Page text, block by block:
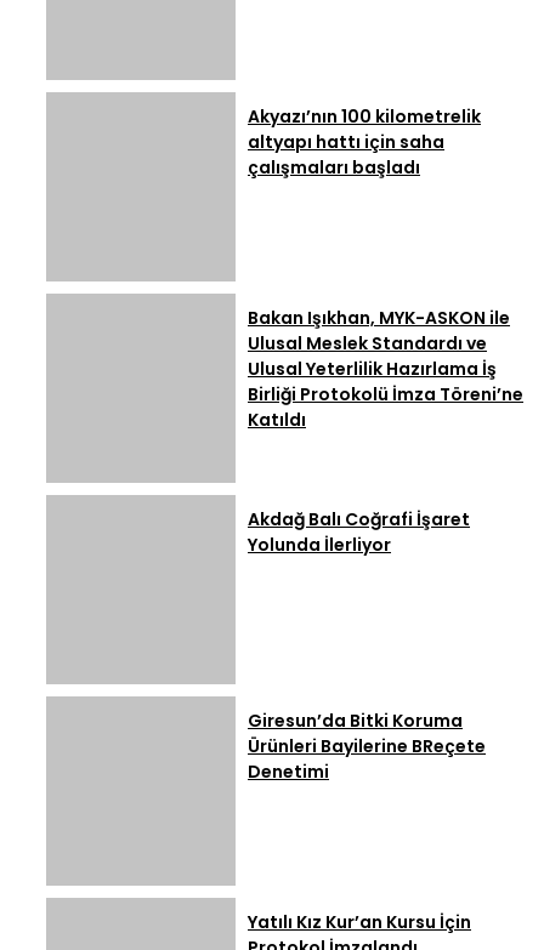
Akyazı’nın 100 kilometrelik
altyapı hattı için saha
çalışmaları başladı
Bakan Işıkhan, MYK-ASKON ile
Ulusal Meslek Standardı ve
Ulusal Yeterlilik Hazırlama İş
Birliği Protokolü İmza Töreni’ne
Katıldı
Akdağ Balı Coğrafi İşaret
Yolunda İlerliyor
Giresun’da Bitki Koruma
Ürünleri Bayilerine BReçete
Denetimi
Yatılı Kız Kur’an Kursu İçin